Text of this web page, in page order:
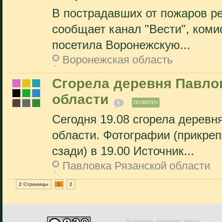
В пострадавших от пожаров
сообщает канал "Вести",
посетила Воронежскую...
Воронежская область
Сгорела деревня
области
1 ПРОВЕРЕН
Сегодня 19.08 сгорела
области. Фотографии
сзади) в 19.00 Источник...
Павловка Рязанской области
2 Страницы 1 2
Волонтеры, коллектив "Карты